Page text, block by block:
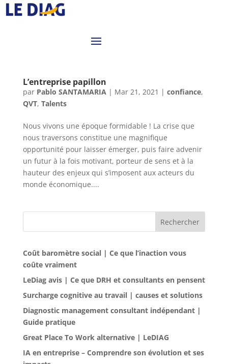
L’entreprise papillon
par Pablo SANTAMARIA| Mar 21, 2021 | confiance,
QVT, Talents
Nous vivons une époque formidable ! La crise que
nous traversons constitue une magnifique
opportunité pour laisser émerger, puis faire advenir
un futur à la fois motivant, porteur de sens et à la
hauteur des enjeux qui s’imposent aux acteurs du
monde économique....
Rechercher
Coût baromètre social | Ce que l’inaction vous
coûte vraiment
LeDiag avis | Ce que DRH et consultants en pensent
Surcharge cognitive au travail | causes et solutions
Diagnostic management consultant indépendant |
Guide pratique
Great Place To Work alternative | LeDIAG
IA en entreprise – Comprendre son évolution et ses